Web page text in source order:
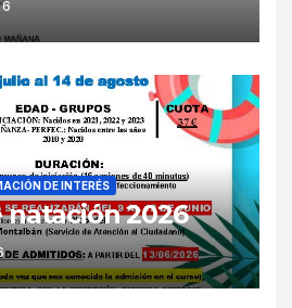
DE INTERÉS
natación 2026